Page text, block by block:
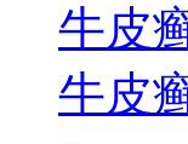
牛皮
牛皮